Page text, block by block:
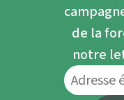
de la
notre